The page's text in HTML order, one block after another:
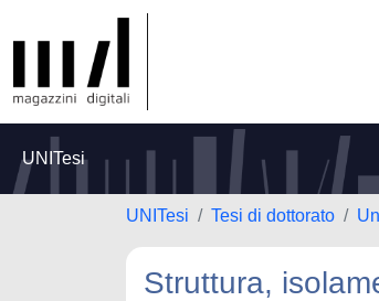
UNITesi
UNITesi Tesi di dottorato
Struttura,